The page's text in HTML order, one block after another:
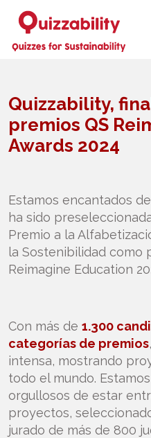
Quizzability,
premios QS
Awards 2024
Estamos encantados
ha sido
Premio a la
la Sostenibilidad como
Reimagine Education
Con más de 1.300
categorías de premios
intensa, mostrando
todo el mundo.
orgullosos de estar
proyectos,
jurado de más de 800